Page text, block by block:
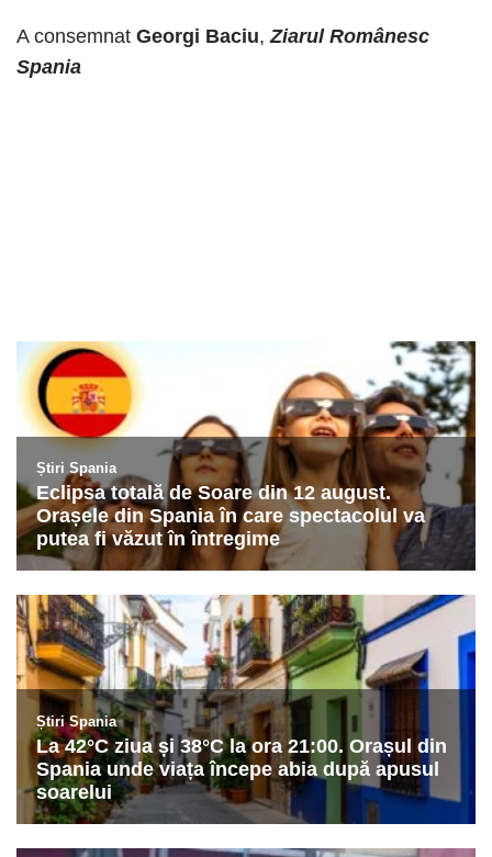
A consemnat Georgi Baciu,Ziarul Românesc
Spania